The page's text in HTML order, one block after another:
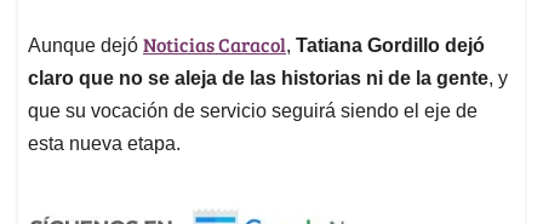
Aunque dejó Noticias Caracol, Tatiana Gordillo dejó
claro que no se aleja de las historias ni de la gente, y
que su vocación de servicio seguirá siendo el eje de
esta nueva etapa.